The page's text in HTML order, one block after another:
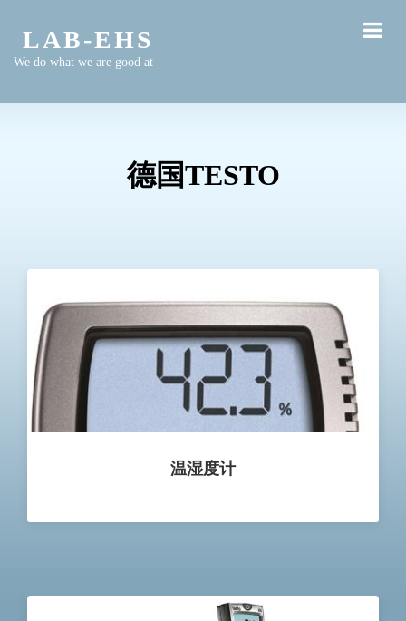
LAB-EHS
We do what we are good at
德国TESTO
温湿度计